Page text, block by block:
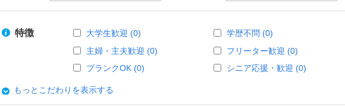
特徴 大学生歓迎 (0) 学歴不問 (0)
主婦・主夫歓迎 (0)
フリーター歓迎 (0)
ブランクOK (0)
シニア応援・歓迎 (0)
もっとこだわりを表示する